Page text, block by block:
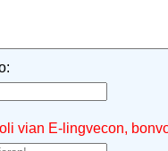
vian E-lingvecon,